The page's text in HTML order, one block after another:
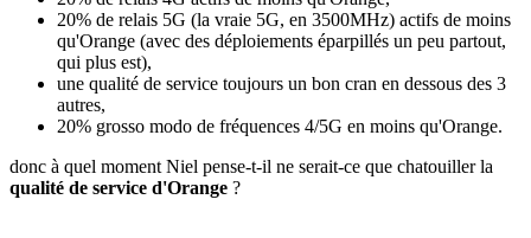
20% de relais 5G (la vraie 5G, en 3500MHz) actifs de moins
qu'Orange (avec des déploiements éparpillés un peu partout,
qui plus est),
une qualité de service toujours un bon cran en dessous des 3
autres,
20% grosso modo de fréquences 4/5G en moins qu'Orange.
donc à quel moment Niel pense-t-il ne serait-ce que chatouiller la
qualité de service d'Orange ?